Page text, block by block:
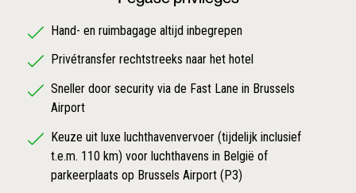
Hand- en ruimbagage altijd inbegrepen
Privétransfer rechtstreeks naar het hotel
Sneller door security via de Fast Lane in Brussels
Airport
Keuze uit luxe luchthavenvervoer (tijdelijk inclusief
t.e.m. 110 km) voor luchthavens in België of
parkeerplaats op Brussels Airport (P3)